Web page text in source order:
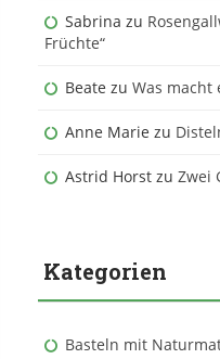
Sabrina zu
Früchte“
Beate zu Was macht
Anne Marie zu
Astrid Horst zu Zwei
Kategorien
Basteln mit